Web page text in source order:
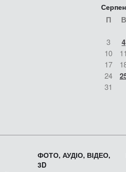
П В
3 4
10
11
17
24
31
ФОТО, АУДІО, ВІДЕО,
3D